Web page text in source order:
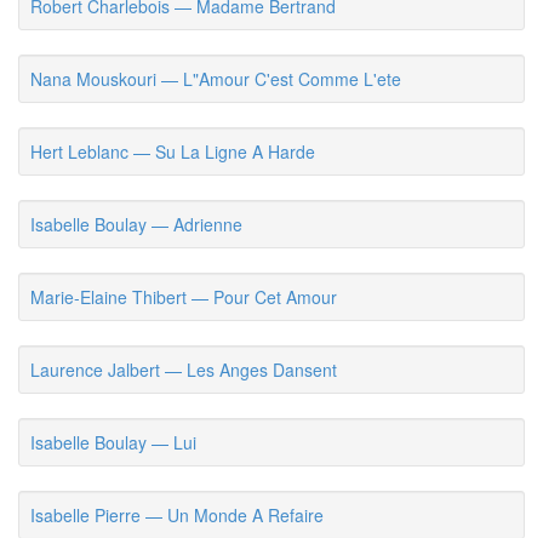
Robert Charlebois — Madame Bertrand
Nana Mouskouri — L"Amour C'est Comme L'ete
Hert Leblanc — Su La Ligne A Harde
Isabelle Boulay — Adrienne
Marie-Elaine Thibert — Pour Cet Amour
Laurence Jalbert — Les Anges Dansent
Isabelle Boulay — Lui
Isabelle Pierre — Un Monde A Refaire